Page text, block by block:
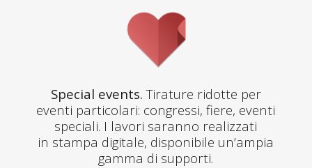
Special events. Tirature ridotte per
eventi particolari: congressi, fiere, eventi
speciali. I lavori saranno realizzati
in stampa digitale, disponibile un’ampia
gamma di supporti.